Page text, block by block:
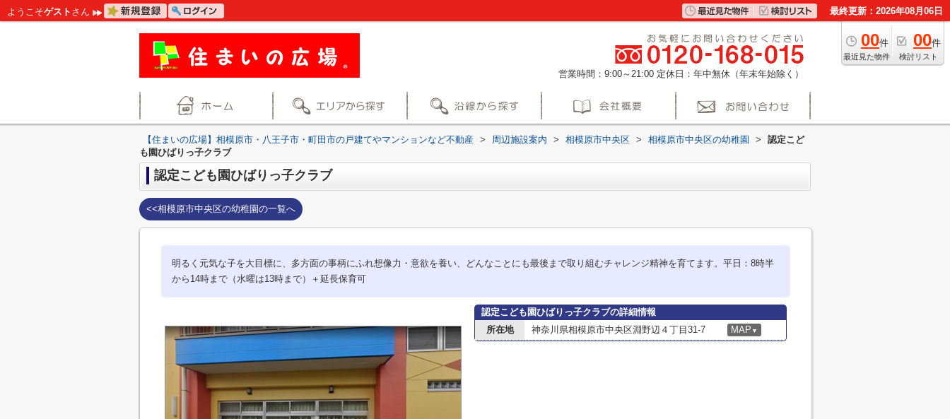
ようこそゲスト さん 最終更新：2026年08月06日
00件
最近見た物件
00件
検討リスト
営業時間：9:00～21:00 定休日：年中無休（年末年始除く）
【住まいの広場】相模原市・八王子市・町田市の戸建てやマンションなど不動産 > 周辺施設案内 > 相模原市中央区 > 相模原市中央区の幼稚園 >
認定こど
も園ひばりっ子クラブ
認定こども園ひばりっ子クラブ
<<相模原市中央区の幼稚園の一覧へ
明るく元気な子を大目標に、多方面の事柄にふれ想像力・意欲を養い、どんなことにも最後まで取り組むチャレンジ精神を育てます。平日：8時半
から14時まで（水曜は13時まで）＋延長保育可
認定こども園ひばりっ子クラブの詳細情報
所在地
神奈川県相模原市中央区淵野辺４丁目31-7 MAP ▼